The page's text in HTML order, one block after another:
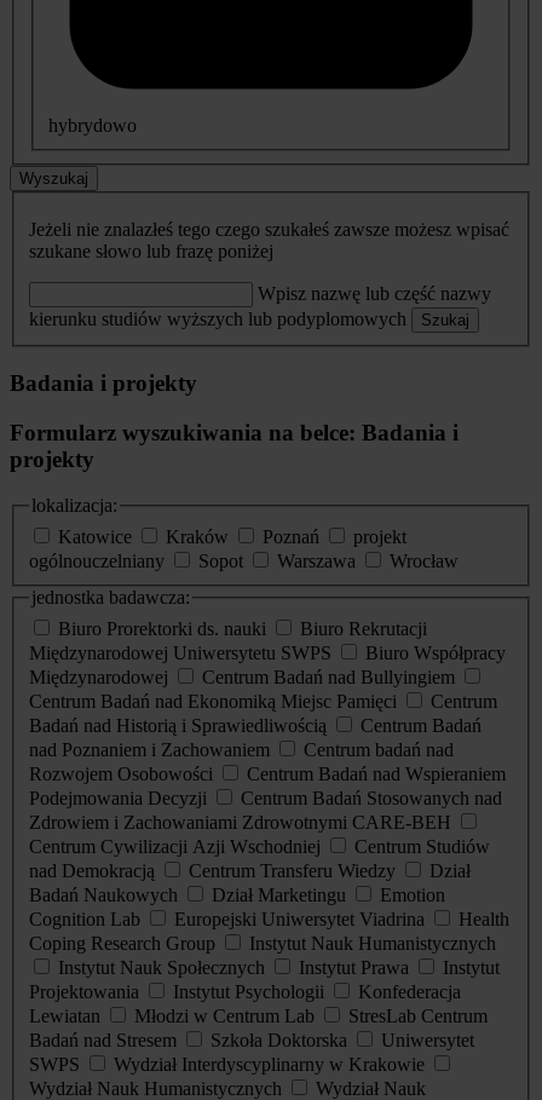
hybrydowo
Wyszukaj
Jeżeli nie znalazłeś tego czego szukałeś zawsze możesz wpisać
szukane słowo lub frazę poniżej
Wpisz nazwę lub część nazwy
kierunku studiów wyższych lub podyplomowych
Szukaj
Badania i projekty
Formularz wyszukiwania na belce: Badania i
projekty
lokalizacja:
Katowice
Kraków Poznań
projekt
ogólnouczelniany
Sopot Warszawa
Wrocław
jednostka badawcza:
Biuro Prorektorki ds. nauki
Biuro Rekrutacji
Międzynarodowej Uniwersytetu SWPS
Biuro Współpracy
Międzynarodowej
Centrum Badań nad Bullyingiem
Centrum Badań nad Ekonomiką Miejsc Pamięci
Centrum
Badań nad Historią i Sprawiedliwością
Centrum Badań
nad Poznaniem i Zachowaniem
Centrum badań nad
Rozwojem Osobowości
Centrum Badań nad Wspieraniem
Podejmowania Decyzji
Centrum Badań Stosowanych nad
Zdrowiem i Zachowaniami Zdrowotnymi CARE-BEH
Centrum Cywilizacji Azji Wschodniej
Centrum Studiów
nad Demokracją
Centrum Transferu Wiedzy
Dział
Badań Naukowych
Dział Marketingu
Emotion
Cognition Lab
Europejski Uniwersytet Viadrina
Health
Coping Research Group
Instytut Nauk Humanistycznych
Instytut Nauk Społecznych
Instytut Prawa
Instytut
Projektowania
Instytut Psychologii
Konfederacja
Lewiatan
Młodzi w Centrum Lab
StresLab Centrum
Badań nad Stresem
Szkoła Doktorska
Uniwersytet
SWPS
Wydział Interdyscyplinarny w Krakowie
Wydział Nauk Humanistycznych
Wydział Nauk